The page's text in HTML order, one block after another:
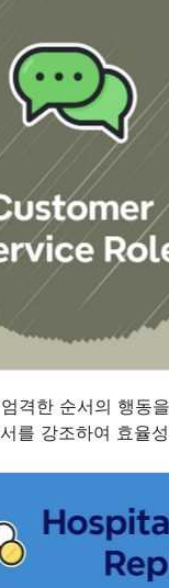
엄격한 순서의 행동
를 강조하여 효율